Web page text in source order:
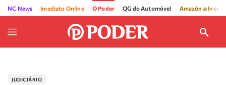
NC News Imediato Online O Poder QG do Automóvel Amazônia
JUDICIÁRIO